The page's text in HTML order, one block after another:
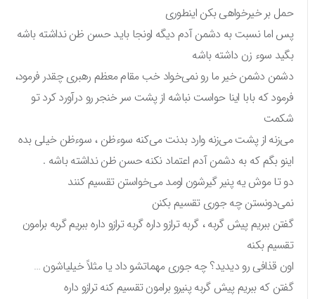
حمل بر خیرخواهی بکن اینطوری
پس اما نسبت به دشمن آدم دیگه اونجا باید حسن ظن نداشته باشه
بگید سوء زن داشته باشه
دشمن دشمن خیر ما رو نمی‌خواد خب مقام معظم رهبری چقدر فرمود،
فرمود که بابا اینا حواست نباشه از پشت سر خنجر رو درآورد کرد تو
شکمت
می‌زنه از پشت می‌زنه وارد بدنت می‌کنه سوءظن ، سوءظن خیلی بده
اینو بگم که به دشمن آدم اعتماد نکنه حسن ظن نداشته باشه .
دو تا موش یه پنیر گیرشون اومد می‌خواستن تقسیم کنند
نمی‌دونستن چه جوری تقسیم بکنن
گفتن ببریم پیش گربه ، گربه ترازو داره گربه ترازو داره ببریم گربه برامون
تقسیم بکنه
اون قذافی رو دیدید؟ چه جوری مهماتشو داد یا مثلاً خیلیاشون …
گفتن که ببریم پیش گربه پنیرو برامون تقسیم کنه ترازو داره